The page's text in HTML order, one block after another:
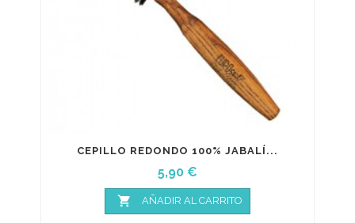
CEPILLO REDONDO 100% JABALÍ...
Precio
5,90 €
 AÑADIR AL CARRITO